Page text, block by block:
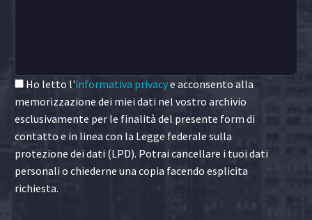
Ho letto l'informativa privacye acconsento alla
memorizzazione dei miei dati nel vostro archivio
esclusivamente per le finalità del presente form di
contatto e in linea con la Legge federale sulla
protezione dei dati (LPD). Potrai cancellare i tuoi dati
personali o chiederne una copia facendo esplicita
richiesta.